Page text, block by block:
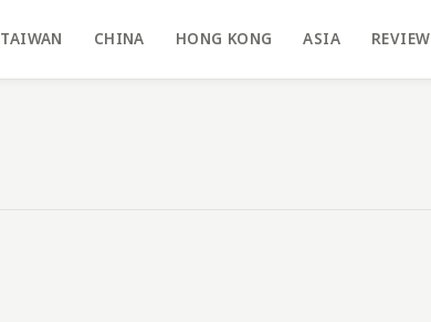
TAIWAN CHINA HONG KONG ASIA REVIEW